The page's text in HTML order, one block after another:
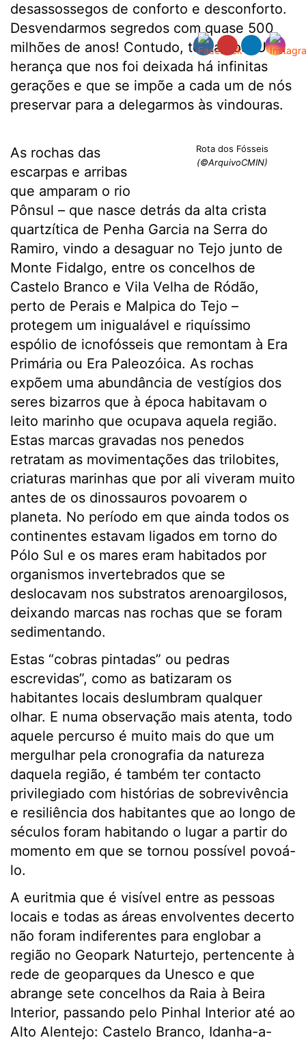
desassossegos de conforto e desconforto.
Desvendarmos segredos com quase 500
milhões de anos! Contudo, tentámos. Uma
herança que nos foi deixada há infinitas
gerações e que se impõe a cada um de nós
preservar para a delegarmos às vindouras.
Rota dos Fósseis
(©ArquivoCMIN)
As rochas das
escarpas e arribas
que amparam o rio
Pônsul – que nasce detrás da alta crista
quartzítica de Penha Garcia na Serra do
Ramiro, vindo a desaguar no Tejo junto de
Monte Fidalgo, entre os concelhos de
Castelo Branco e Vila Velha de Ródão,
perto de Perais e Malpica do Tejo –
protegem um inigualável e riquíssimo
espólio de icnofósseis que remontam à Era
Primária ou Era Paleozóica. As rochas
expõem uma abundância de vestígios dos
seres bizarros que à época habitavam o
leito marinho que ocupava aquela região.
Estas marcas gravadas nos penedos
retratam as movimentações das trilobites,
criaturas marinhas que por ali viveram muito
antes de os dinossauros povoarem o
planeta. No período em que ainda todos os
continentes estavam ligados em torno do
Pólo Sul e os mares eram habitados por
organismos invertebrados que se
deslocavam nos substratos arenoargilosos,
deixando marcas nas rochas que se foram
sedimentando.
Estas “cobras pintadas” ou pedras
escrevidas”, como as batizaram os
habitantes locais deslumbram qualquer
olhar. E numa observação mais atenta, todo
aquele percurso é muito mais do que um
mergulhar pela cronografia da natureza
daquela região, é também ter contacto
privilegiado com histórias de sobrevivência
e resiliência dos habitantes que ao longo de
séculos foram habitando o lugar a partir do
momento em que se tornou possível povoá-
lo.
A euritmia que é visível entre as pessoas
locais e todas as áreas envolventes decerto
não foram indiferentes para englobar a
região no Geopark Naturtejo, pertencente à
rede de geoparques da Unesco e que
abrange sete concelhos da Raia à Beira
Interior, passando pelo Pinhal Interior até ao
Alto Alentejo: Castelo Branco, Idanha-a-